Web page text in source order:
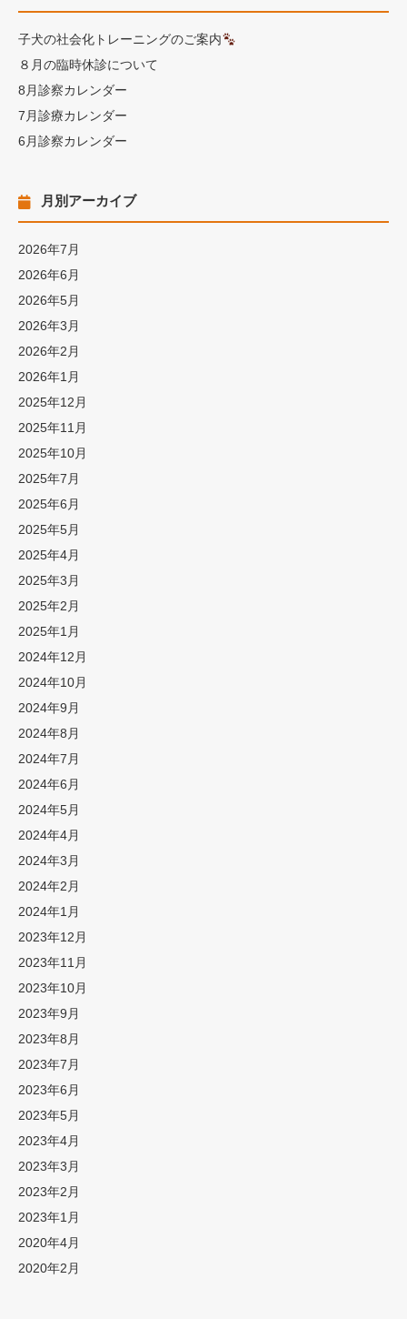
子犬の社会化トレーニングのご案内
８月の臨時休診について
8月診察カレンダー
7月診療カレンダー
6月診察カレンダー
月別アーカイブ
2026年7月
2026年6月
2026年5月
2026年3月
2026年2月
2026年1月
2025年12月
2025年11月
2025年10月
2025年7月
2025年6月
2025年5月
2025年4月
2025年3月
2025年2月
2025年1月
2024年12月
2024年10月
2024年9月
2024年8月
2024年7月
2024年6月
2024年5月
2024年4月
2024年3月
2024年2月
2024年1月
2023年12月
2023年11月
2023年10月
2023年9月
2023年8月
2023年7月
2023年6月
2023年5月
2023年4月
2023年3月
2023年2月
2023年1月
2020年4月
2020年2月